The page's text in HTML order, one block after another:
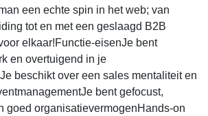
een echte spin in het web; van
tot en met een geslaagd B2B
elkaar!Functie-eisenJe bent
en overtuigend in je
beschikt over een sales mentaliteit en
bent gefocust,
goed organisatievermogenHands-on